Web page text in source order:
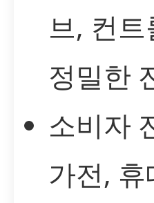
브, 컨
정밀한
소비자
가전,